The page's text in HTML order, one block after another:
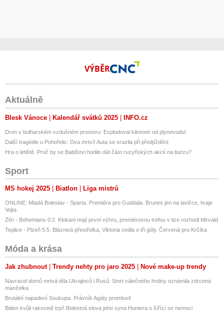
VÝBĚR
Aktuálně
Blesk Vánoce Kalendář svátků 2025 INFO.cz
Dron v bulharském vzdušném prostoru: Explodoval kilometr od plynovodu!
Další tragédie u Pohořelic: Dva mrtví! Auta se srazila při předjíždění
Hra o letiště. Proč by se Babišovi hodilo dát část ruzyňských akcií na burzu?
Sport
MS hokej 2025 Biatlon Liga mistrů
ONLINE: Mladá Boleslav - Sparta. Premiéra pro Guddala. Brunes jen na lavičce, hraje
Vojta
Zlín - Bohemians 0:2. Klokani mají první výhru, premiérovou trefou v lize rozhodl Mirvald
Teplice - Plzeň 5:5. Bláznivá přestřelka, Viktoria vedla o tři góly. Červená pro Krčíka
Móda a krása
Jak zhubnout Trendy nehty pro jaro 2025 Nové make-up trendy
Navracel domů mrtvá těla Ukrajinců i Rusů: Smrt válečného hrdiny oznámila zdrcená
manželka
Brutální napadení Soukupa. Právník Agáty promluvil
Biden kvůli rakovině trpí! Bolestná slova jeho syna Huntera o šířící se nemoci